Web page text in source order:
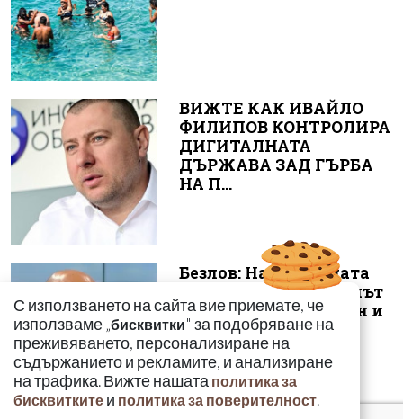
ВИЖТЕ КАК ИВАЙЛО
ФИЛИПОВ КОНТРОЛИРА
ДИГИТАЛНАТА
ДЪРЖАВА ЗАД ГЪРБА
НА П...
Безлов: Най-голямата
опасност е фентанилът
да се смесва с кокаин и
„би...
С използването на сайта вие приемате, че
използваме „бисквитки" за подобряване на
преживяването, персонализиране на
съдържанието и рекламите, и анализиране
на трафика. Вижте нашата политика за
бисквитките и политика за поверителност.